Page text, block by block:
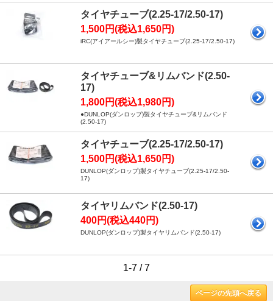
タイヤチューブ(2.25-17/2.50-17)
1,500円(税込1,650円)
iRC(アイアールシー)製タイヤチューブ(2.25-17/2.50-17)
タイヤチューブ&リムバンド(2.50-
17)
1,800円(税込1,980円)
●DUNLOP(ダンロップ)製タイヤチューブ&リムバンド
(2.50-17)
タイヤチューブ(2.25-17/2.50-17)
1,500円(税込1,650円)
DUNLOP(ダンロップ)製タイヤチューブ(2.25-17/2.50-
17)
タイヤリムバンド(2.50-17)
400円(税込440円)
DUNLOP(ダンロップ)製タイヤリムバンド(2.50-17)
1-7 / 7
ページの先頭へ戻る